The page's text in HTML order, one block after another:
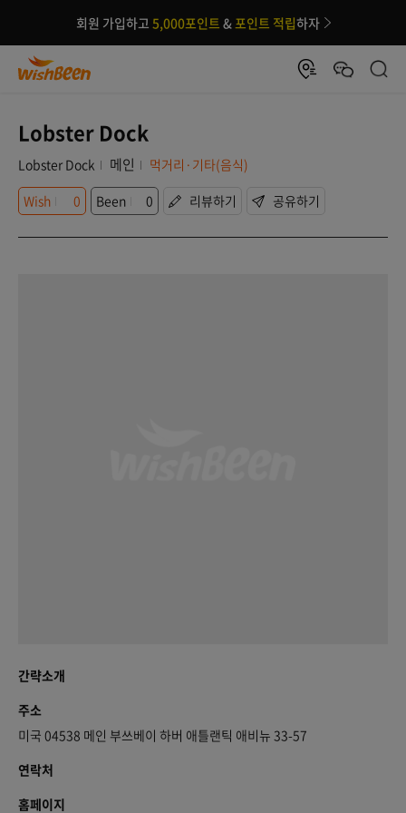
회원 가입하고 5,000포인트 &포인트 적립하자
Lobster Dock
Lobster Dock 메인
먹거리·기타(음식)
Wish
0 Been 0 리뷰하기 공유하기
간략소개
주소
미국 04538 메인 부쓰베이 하버 애틀랜틱 애비뉴 33-57
연락처
홈페이지